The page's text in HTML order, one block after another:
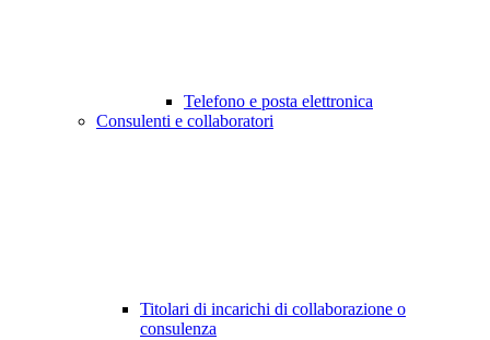
Telefono e posta elettronica
Consulenti e collaboratori
Titolari di incarichi di collaborazione o
consulenza